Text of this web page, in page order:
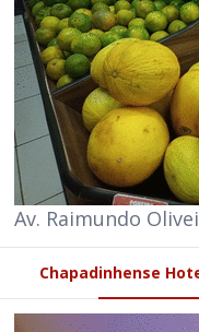
Av. Raimundo
Chapadinhense